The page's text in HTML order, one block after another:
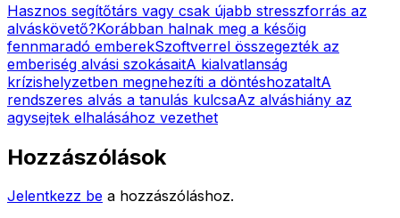
Hasznos segítőtárs vagy csak újabb stresszforrás az
alváskövető?Korábban halnak meg a későig
fennmaradó emberekSzoftverrel összegezték az
emberiség alvási szokásaitA kialvatlanság
krízishelyzetben megnehezíti a döntéshozataltA
rendszeres alvás a tanulás kulcsaAz alváshiány az
agysejtek elhalásához vezethet
Hozzászólások
Jelentkezz be a hozzászóláshoz.